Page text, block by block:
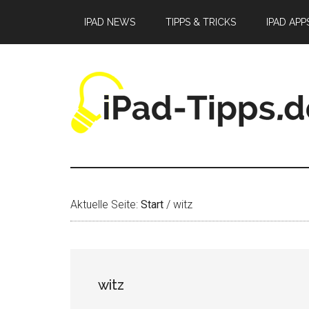
springen
springen
springen
IPAD NEWS TIPPS & TRICKS IPAD
Aktuelle Seite: Start / witz
witz